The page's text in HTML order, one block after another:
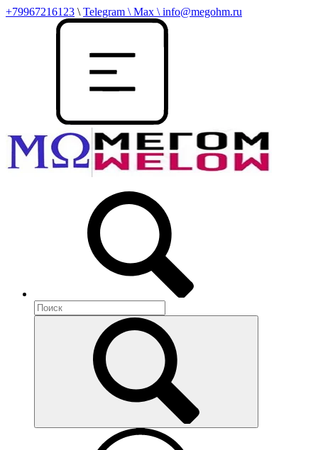
+79967216123 \ Telegram \ Max \ info@megohm.ru